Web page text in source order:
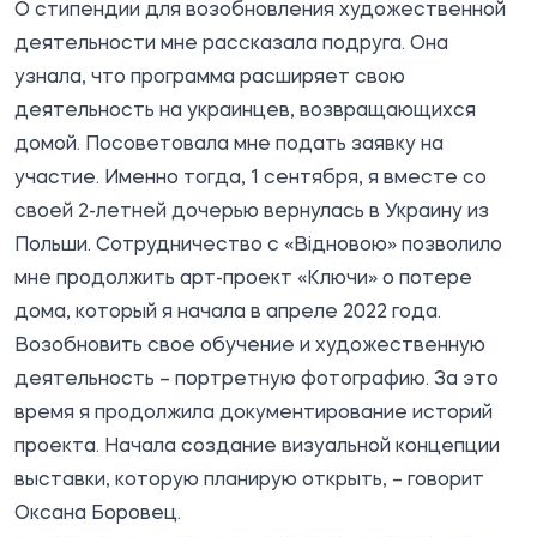
О стипендии для возобновления художественной
деятельности мне рассказала подруга. Она
узнала, что программа расширяет свою
деятельность на украинцев, возвращающихся
домой. Посоветовала мне подать заявку на
участие. Именно тогда, 1 сентября, я вместе со
своей 2-летней дочерью вернулась в Украину из
Польши. Сотрудничество с «Відновою» позволило
мне продолжить арт-проект «Ключи» о потере
дома, который я начала в апреле 2022 года.
Возобновить свое обучение и художественную
деятельность – портретную фотографию. За это
время я продолжила документирование историй
проекта. Начала создание визуальной концепции
выставки, которую планирую открыть, – говорит
Оксана Боровец.